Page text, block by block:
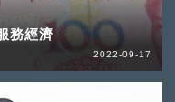
務經濟
2022-09-17